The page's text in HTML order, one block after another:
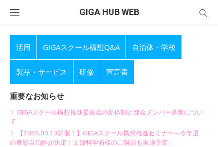
GIGA HUB WEB
活用 GIGAスクール構想Q&A 自治体・学校
製品・サービス 研修 宣言書
重要なお知らせ
GIGAスクール構想推進委員会の新体制と部会メンバー募集につい
て
【2026.03.13開催！】GIGAスクール構想推進セミナー～今年度
の表彰自治体が決定！文部科学省様のご講演も実施予定！